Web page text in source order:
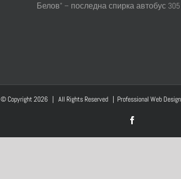
Белов” – последна спирка автобус 305
© Copyright2026 | All Rights Reserved | Professional Web Design